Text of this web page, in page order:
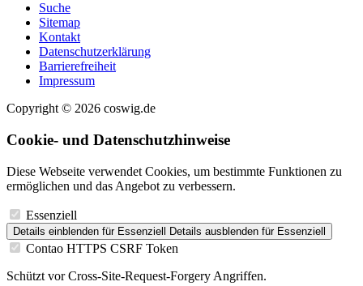
Suche
Sitemap
Kontakt
Datenschutzerklärung
Barrierefreiheit
Impressum
Copyright © 2026 coswig.de
Cookie- und Datenschutzhinweise
Diese Webseite verwendet Cookies, um bestimmte Funktionen zu
ermöglichen und das Angebot zu verbessern.
Essenziell
Details einblenden für Essenziell Details ausblenden für Essenziell
Contao HTTPS CSRF Token
Schützt vor Cross-Site-Request-Forgery Angriffen.